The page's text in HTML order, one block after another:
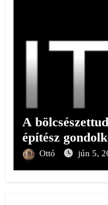
A
építész
Ottó jún 5,